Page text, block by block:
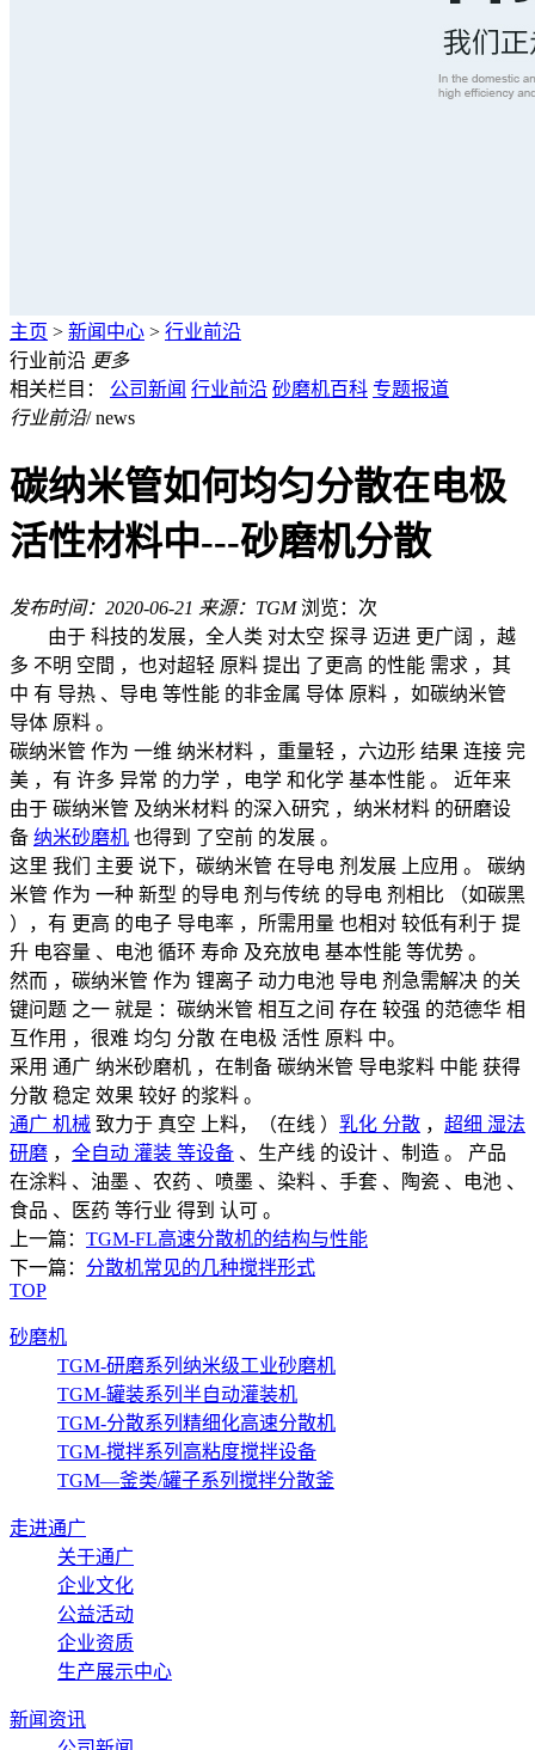
主页 > 新闻中心 > 行业前沿
行业前沿 更多
相关栏目：
公司新闻 行业前沿 砂磨机百科 专题报道
行业前沿/ news
碳纳米管如何均匀分散在电极
活性材料中---砂磨机分散
发布时间：2020-06-21 来源：TGM浏览： 次
由于 科技的发展，全人类 对太空 探寻 迈进 更广阔 ，越
多 不明 空間 ，也对超轻 原料 提出 了更高 的性能 需求 ，其
中 有 导热 、导电 等性能 的非金属 导体 原料 ，如碳纳米管
导体 原料 。
碳纳米管 作为 一维 纳米材料 ，重量轻 ，六边形 结果 连接 完
美 ，有 许多 异常 的力学 ，电学 和化学 基本性能 。 近年来
由于 碳纳米管 及纳米材料 的深入研究 ，纳米材料 的研磨设
备 纳米砂磨机 也得到 了空前 的发展 。
这里 我们 主要 说下，碳纳米管 在导电 剂发展 上应用 。 碳纳
米管 作为 一种 新型 的导电 剂与传统 的导电 剂相比 （如碳黑
），有 更高 的电子 导电率 ，所需用量 也相对 较低有利于 提
升 电容量 、电池 循环 寿命 及充放电 基本性能 等优势 。
然而 ，碳纳米管 作为 锂离子 动力电池 导电 剂急需解决 的关
键问题 之一 就是 ：碳纳米管 相互之间 存在 较强 的范德华 相
互作用 ，很难 均匀 分散 在电极 活性 原料 中。
采用 通广 纳米砂磨机 ，在制备 碳纳米管 导电浆料 中能 获得
分散 稳定 效果 较好 的浆料 。
通广 机械 致力于 真空 上料，（在线 ） 乳化 分散 ， 超细 湿法
研磨 ， 全自动 灌装 等设备 、生产线 的设计 、制造 。 产品
在涂料 、油墨 、农药 、喷墨 、染料 、手套 、陶瓷 、电池 、
食品 、医药 等行业 得到 认可 。
上一篇： TGM-FL高速分散机的结构与性能
下一篇： 分散机常见的几种搅拌形式
TOP
砂磨机
TGM-研磨系列纳米级工业砂磨机
TGM-罐装系列半自动灌装机
TGM-分散系列精细化高速分散机
TGM-搅拌系列高粘度搅拌设备
TGM—釜类/罐子系列搅拌分散釜
走进通广
关于通广
企业文化
公益活动
企业资质
生产展示中心
新闻资讯